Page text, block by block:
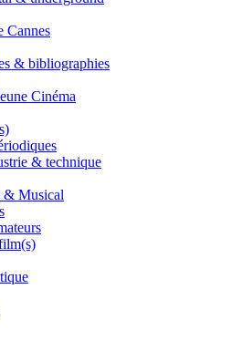
Cannes
& bibliographies
Cinéma
& technique
& Musical